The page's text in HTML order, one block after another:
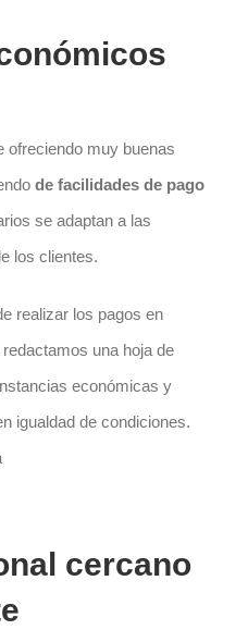
ofreciendo muy buenas
de facilidades de pago
se adaptan a las
los clientes.
realizar los pagos en
una hoja de
económicas y
igualdad de condiciones.
cercano